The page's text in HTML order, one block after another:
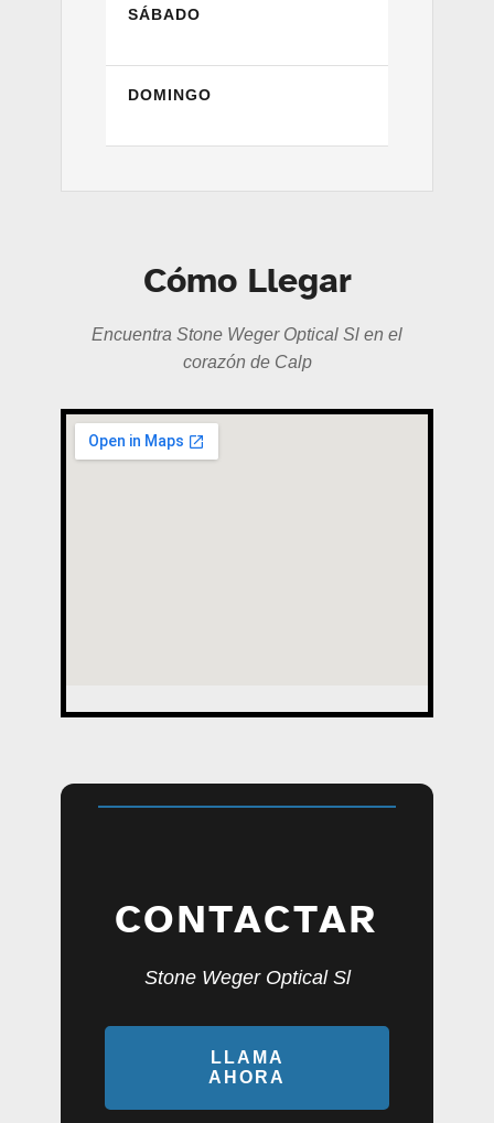
SÁBADO
DOMINGO
Cómo Llegar
Encuentra Stone Weger Optical Sl en el
corazón de Calp
CONTACTAR
Stone Weger Optical Sl
LLAMA
AHORA